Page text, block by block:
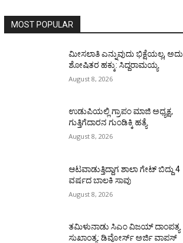
MOST POPULAR
ಮೀಸಲಾತಿ ಎನ್ನುವುದು ಭಿಕ್ಷೆಯಲ್ಲ, ಅದು
ಶೋಷಿತರ ಹಕ್ಕು: ಸಿದ್ದರಾಮಯ್ಯ
August 8, 2026
ಉಡುಪಿಯಲ್ಲಿ ಗ್ರಾಪಂ ಮಾಜಿ ಅಧ್ಯಕ್ಷ,
ಗುತ್ತಿಗೆದಾರನ ಗುಂಡಿಕ್ಕಿ ಹತ್ಯೆ
August 8, 2026
ಆಟವಾಡುತ್ತಿದ್ದಾಗ ಶಾಲಾ ಗೇಟ್‌ ಬಿದ್ದು 4
ವರ್ಷದ ಬಾಲಕಿ ಸಾವು
August 8, 2026
ತಮಿಳುನಾಡು ಸಿಎಂ ವಿಜಯ್‌ ದಾಂಪತ್ಯ
ಸುಖಾಂತ್ಯ: ಡಿವೋರ್ಸ್‌ ಅರ್ಜಿ ವಾಪಸ್‌